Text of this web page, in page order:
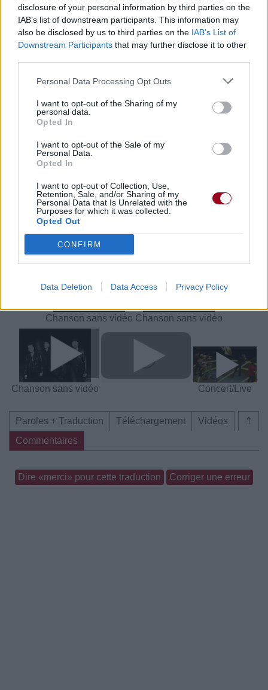
disclosure of your personal information by third parties on the
IAB’s list of downstream participants. This information may
also be disclosed by us to third parties on the IAB’s List of
Downstream Participants that may further disclose it to other
Personal Data Processing Opt Outs
I want to opt-out of the Sharing of my
personal data.
Opted In
I want to opt-out of the Sale of my
Personal Data.
Opted In
I want to opt-out of Collection, Use,
Retention, Sale, and/or Sharing of my
Personal Data that Is Unrelated with the
Purposes for which it was collected.
Opted Out
CONFIRM
Data Deletion Data Access Privacy Policy
Pour prolonger le plaisir musical :
Télécharger légalement les MP3 sur
Télécharger légalement les MP3 ou trouver le CD sur
Trouver des vinyles et des CD sur
meilleur prix sur
Paroles + Traduction Téléchargement
Vidéos
Commentaires
Voir la vidéo de «Volcano»
Chanson sans vidéo Chanson sans vidéo
Chanson sans vidéo Concert/Live
⇑
Paroles + Traduction Téléchargement
Vidéos
Commentaires
Dire «merci» pour cette traduction Corriger une erreur